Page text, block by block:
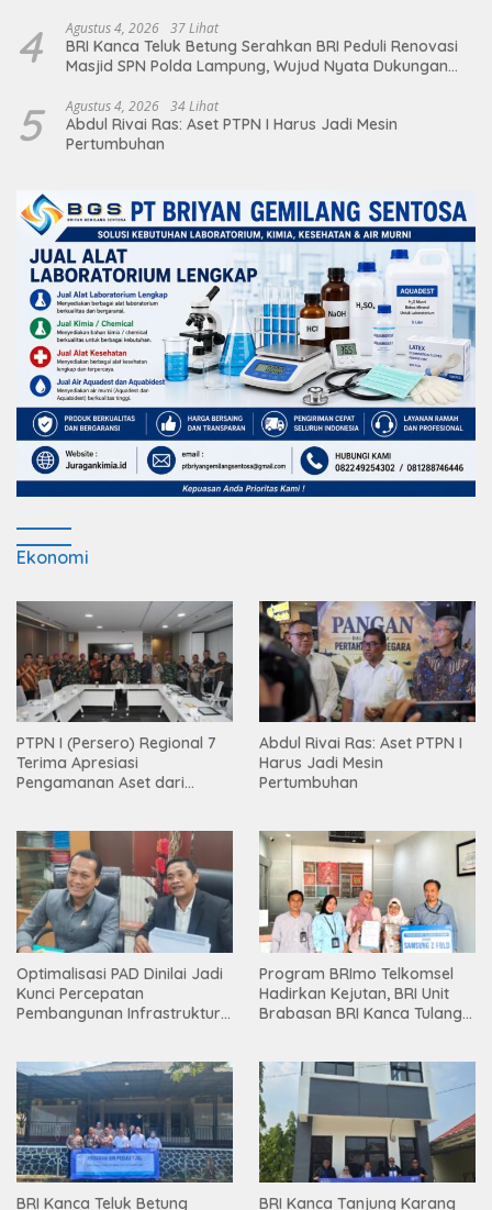
4 Agustus 4, 2026 37 Lihat
BRI Kanca Teluk Betung Serahkan BRI Peduli Renovasi
Masjid SPN Polda Lampung, Wujud Nyata Dukungan
5 Agustus 4, 2026 34 Lihat
Abdul Rivai Ras: Aset PTPN I Harus Jadi Mesin
Pertumbuhan
Ekonomi
PTPN I (Persero) Regional 7
Terima Apresiasi
Pengamanan Aset dari
Abdul Rivai Ras: Aset PTPN I
Harus Jadi Mesin
Pertumbuhan
Optimalisasi PAD Dinilai Jadi
Kunci Percepatan
Pembangunan Infrastruktur
Program BRImo Telkomsel
Hadirkan Kejutan, BRI Unit
Brabasan BRI Kanca Tulang
Mesuji
BRI Kanca Teluk Betung BRI Kanca Tanjung Karang